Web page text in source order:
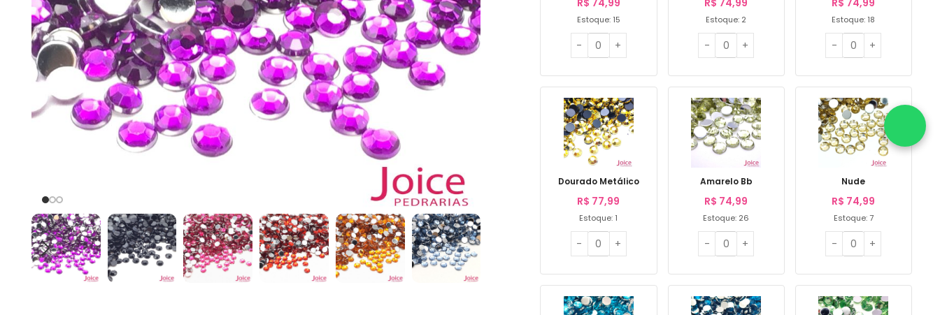
R$ 74,99
Estoque: 15
R$ 74,99
Estoque: 2
R$ 74,99
Estoque: 18
Dourado Metálico
R$ 77,99
Estoque: 1
Amarelo Bb
R$ 74,99
Estoque: 26
Nude
R$ 74,99
Estoque: 7